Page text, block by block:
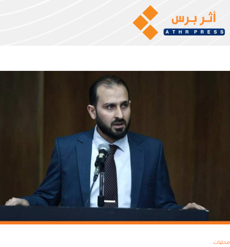
محليات